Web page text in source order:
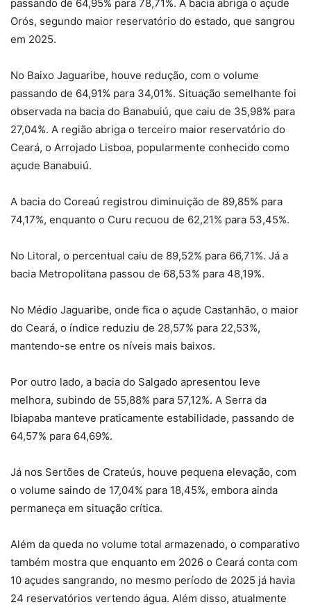
passando de 64,95% para 78,71%. A bacia abriga o açude
Orós, segundo maior reservatório do estado, que sangrou
em 2025.
No Baixo Jaguaribe, houve redução, com o volume
passando de 64,91% para 34,01%. Situação semelhante foi
observada na bacia do Banabuiú, que caiu de 35,98% para
27,04%. A região abriga o terceiro maior reservatório do
Ceará, o Arrojado Lisboa, popularmente conhecido como
açude Banabuiú.
A bacia do Coreaú registrou diminuição de 89,85% para
74,17%, enquanto o Curu recuou de 62,21% para 53,45%.
No Litoral, o percentual caiu de 89,52% para 66,71%. Já a
bacia Metropolitana passou de 68,53% para 48,19%.
No Médio Jaguaribe, onde fica o açude Castanhão, o maior
do Ceará, o índice reduziu de 28,57% para 22,53%,
mantendo-se entre os níveis mais baixos.
Por outro lado, a bacia do Salgado apresentou leve
melhora, subindo de 55,88% para 57,12%. A Serra da
Ibiapaba manteve praticamente estabilidade, passando de
64,57% para 64,69%.
Já nos Sertões de Crateús, houve pequena elevação, com
o volume saindo de 17,04% para 18,45%, embora ainda
permaneça em situação crítica.
Além da queda no volume total armazenado, o comparativo
também mostra que enquanto em 2026 o Ceará conta com
10 açudes sangrando, no mesmo período de 2025 já havia
24 reservatórios vertendo água. Além disso, atualmente